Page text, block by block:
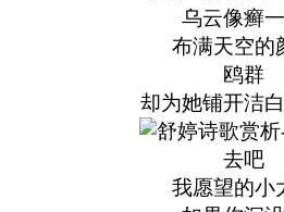
乌云像癣
布满天空的
鸥群
却为她铺开洁
去吧
我愿望的小